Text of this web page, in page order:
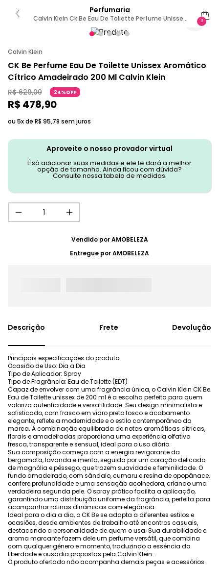
Perfumaria
Calvin Klein Ck Be Eau De Toilette Perfume Unissex
0
Calvin Klein
CK Be Perfume Eau De Toilette Unissex Aromático
Cítrico Amadeirado 200 Ml Calvin Klein
R$ 629,00 24%OFF
R$ 478,90
ou 5x de R$ 95,78 sem juros
Aproveite o nosso provador virtual
É só adicionar suas medidas e ele te dará a melhor
opção de tamanho. Ainda ficou com dúvida?
Consulte nossa tabela de medidas.
Vendido porAMOBELEZA
Entregue porAMOBELEZA
Frete Devolução
Principais especificações do produto:
Ocasião de Uso: Dia a Dia
Tipo de Aplicador: Spray
Tipo de Fragrância: Eau de Toilette (EDT)
Capaz de envolver com uma fragrância única, o Calvin Klein CK Be
Eau de Toilette unissex de 200 ml é a escolha perfeita para quem
valoriza autenticidade e versatilidade. Seu design minimalista e
sofisticado, com frasco em vidro preto fosco e acabamento
elegante, reflete a modernidade e o estilo contemporâneo da
marca. A combinação equilibrada de notas aromáticas cítricas,
florais e amadeiradas proporciona uma experiência olfativa
fresca, transparente e sensual, ideal para o uso diário.
Sua composição começa com a energia revigorante da
bergamota, lavanda e menta, seguida por um coração delicado
de magnólia e pêssego, que trazem suavidade e feminilidade. O
fundo amadeirado, com sândalo, cumaru e resina de opopânace,
confere profundidade e uma sensação acolhedora, criando uma
verdadeira segunda pele. O spray prático facilita a aplicação,
garantindo uma distribuição uniforme da fragrância, perfeita para
acompanhar rotinas dinâmicas com elegância.
Ideal para o dia a dia, o CK Be se adapta a diferentes estilos e
ocasiões, desde ambientes de trabalho até encontros casuais,
destacando a personalidade de quem o usa. Sua durabilidade e
aroma marcante fazem dele um perfume versátil, que combina
com qualquer gênero e momento, traduzindo a essência da
liberdade e ousadia propostas pela Calvin Klein.
O produto ofertado não acompanha demais peças e acessórios.